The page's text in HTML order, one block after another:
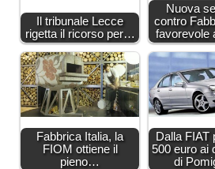
Il tribunale Lecce
rigetta il ricorso per…
Nuova
contro
favorevole
Fabbrica Italia, la
FIOM ottiene il
pieno…
Dalla FIAT
500 euro ai
di